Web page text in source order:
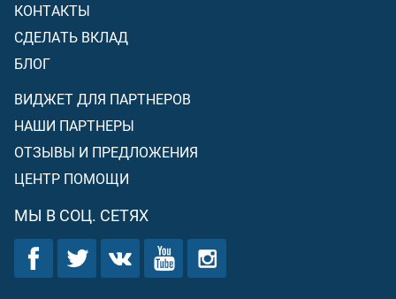
КОНТАКТЫ
СДЕЛАТЬ ВКЛАД
БЛОГ
ВИДЖЕТ ДЛЯ ПАРТНЕРОВ
НАШИ ПАРТНЕРЫ
ОТЗЫВЫ И ПРЕДЛОЖЕНИЯ
ЦЕНТР ПОМОЩИ
МЫ В СОЦ. СЕТЯХ